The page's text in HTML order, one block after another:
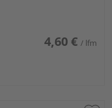
4,60 € / lfm